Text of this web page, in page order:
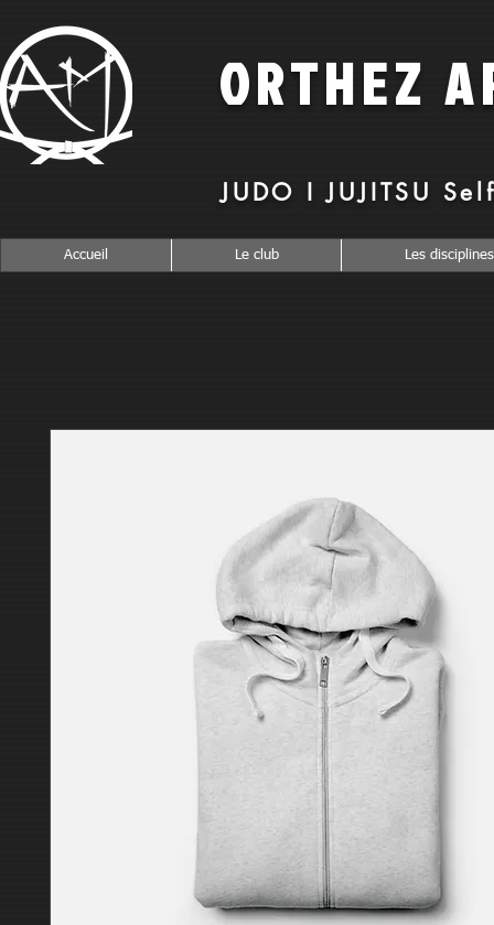
ORTHEZ
JUDO I JUJITSU
Accueil Le club Les disciplines